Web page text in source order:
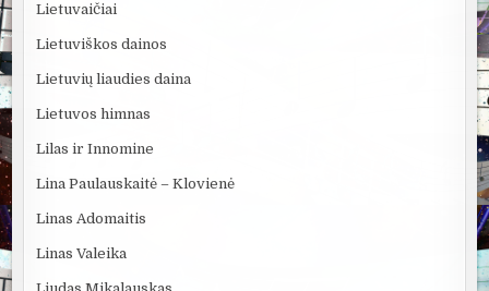
Lietuvaičiai
Lietuviškos dainos
Lietuvių liaudies daina
Lietuvos himnas
Lilas ir Innomine
Lina Paulauskaitė – Klovienė
Linas Adomaitis
Linas Valeika